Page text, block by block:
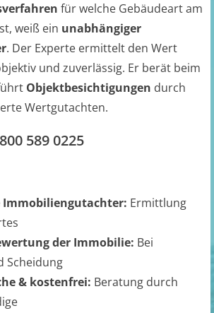
für welche Gebäudeart am
weiß ein unabhängiger
. Der Experte ermittelt den Wert
und zuverlässig. Er berät beim
Objektbesichtigungen durch
Wertgutachten.
589 0225
Ermittlung
der Immobilie: Bei
Scheidung
& kostenfrei: Beratung durch